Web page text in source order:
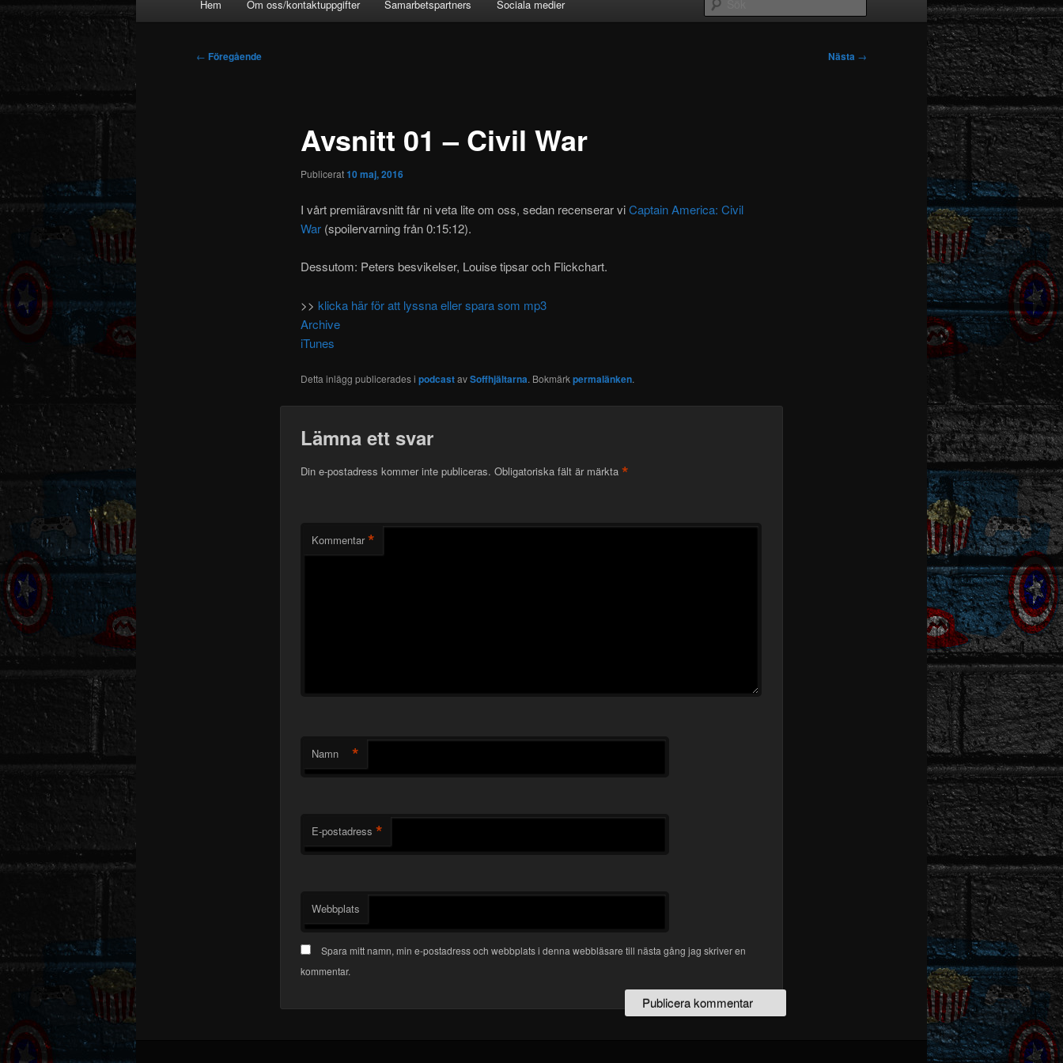
Hem Om oss/kontaktuppgifter Samarbetspartners Sociala medier
Inläggsnavigering
← Föregående Nästa →
Avsnitt 01 – Civil War
Publicerat10 maj, 2016
I vårt premiäravsnitt får ni veta lite om oss, sedan recenserar viCaptain America: Civil
War(spoilervarning från 0:15:12).
Dessutom: Peters besvikelser, Louise tipsar och Flickchart.
>> klicka här för att lyssna eller spara som mp3
Archive
iTunes
Detta inlägg publicerades i podcastavSoffhjältarna. Bokmärkpermalänken.
Lämna ett svar
Din e-postadress kommer inte publiceras. Obligatoriska fält är märkta *
Kommentar *
Namn *
E-postadress *
Webbplats
Spara mitt namn, min e-postadress och webbplats i denna webbläsare till nästa gång jag skriver en
kommentar.